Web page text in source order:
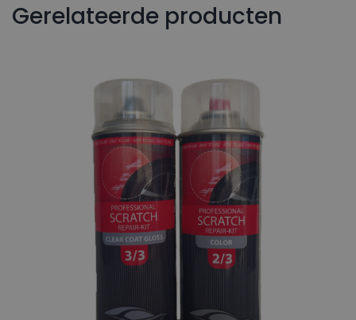
Gerelateerde producten